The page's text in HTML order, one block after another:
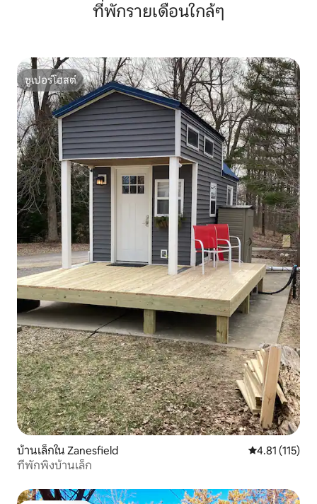
ที่พักรายเดือนใกล้ๆ
ซูเปอร์โฮสต์
ซูเปอร์โฮสต์
บ้านเล็กใน Zanesfield คะแนนเฉลี่ย
4.81 (115)
ที่พักพิงบ้านเล็ก